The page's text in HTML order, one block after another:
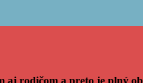
rodičom a preto je plný